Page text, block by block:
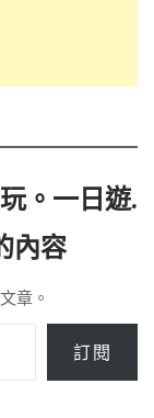
。一日遊.
內容
章。
訂閱